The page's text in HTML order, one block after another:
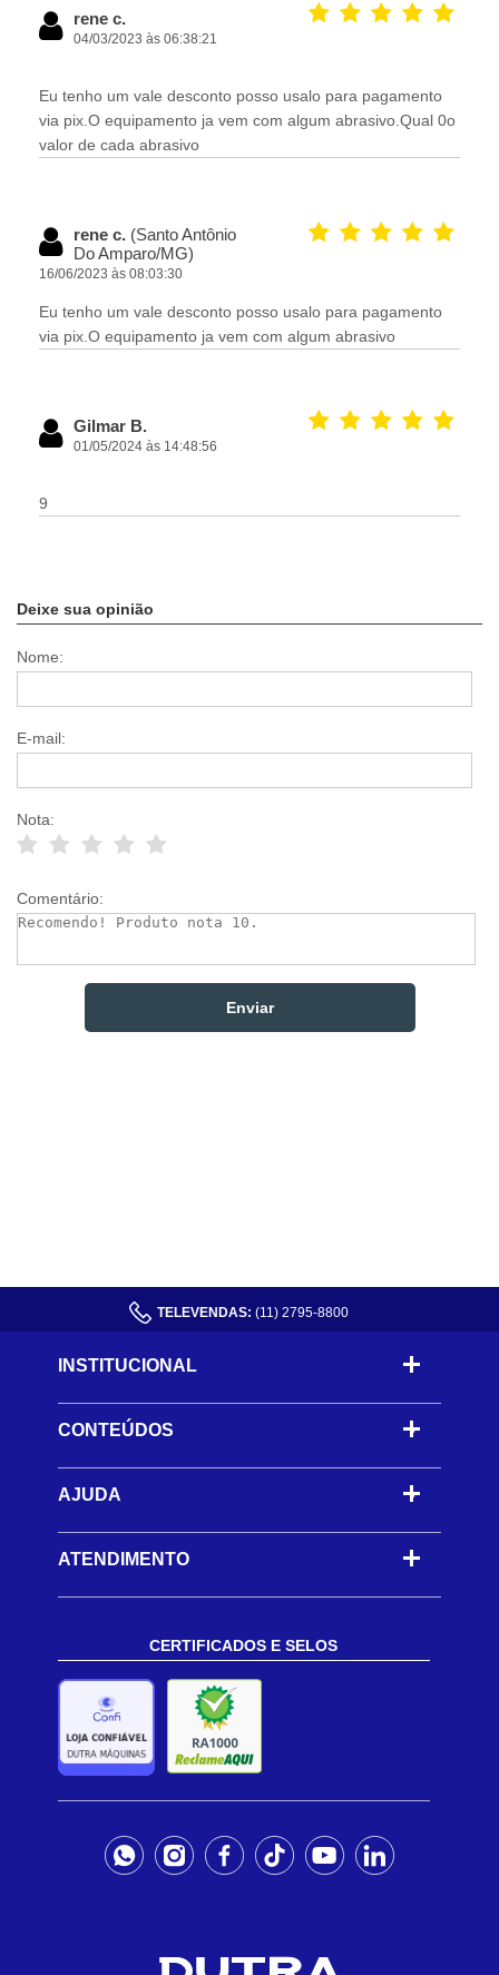
rene c.
04/03/2023 às 06:38:21
Eu tenho um vale desconto posso usalo para pagamento
via pix.O equipamento ja vem com algum abrasivo.Qual 0o
valor de cada abrasivo
rene c. (Santo Antônio
Do Amparo/MG)
16/06/2023 às 08:03:30
Eu tenho um vale desconto posso usalo para pagamento
via pix.O equipamento ja vem com algum abrasivo
Gilmar B.
01/05/2024 às 14:48:56
9
Deixe sua opinião
Nome:
E-mail:
Nota:
Comentário:
TELEVENDAS: (11) 2795-8800
INSTITUCIONAL
CONTEÚDOS -
AJUDA -
ATENDIMENTO
CERTIFICADOS E SELOS